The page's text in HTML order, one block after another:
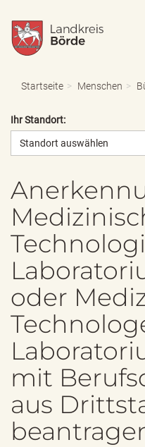
Startseite Menschen
Ihr Standort:
Standort auswählen
oder
mit
aus